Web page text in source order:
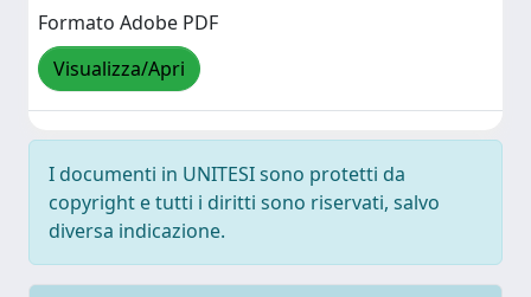
Formato Adobe PDF
Visualizza/Apri
I documenti in UNITESI sono protetti da
copyright e tutti i diritti sono riservati, salvo
diversa indicazione.